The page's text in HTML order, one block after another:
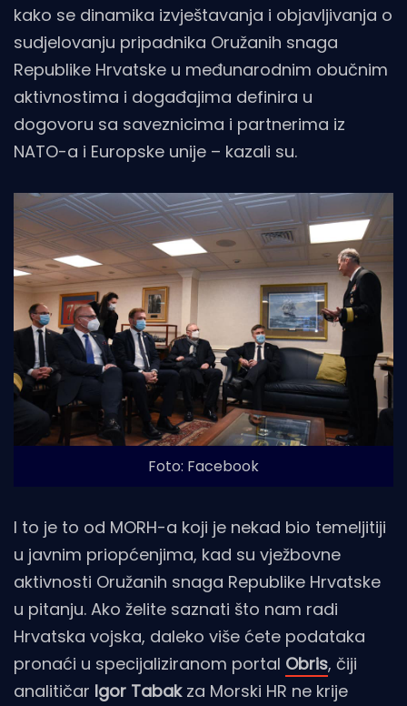
kako se dinamika izvještavanja i objavljivanja o
sudjelovanju pripadnika Oružanih snaga
Republike Hrvatske u međunarodnim obučnim
aktivnostima i događajima definira u
dogovoru sa saveznicima i partnerima iz
NATO-a i Europske unije – kazali su.
Foto: Facebook
I to je to od MORH-a koji je nekad bio temeljitiji
u javnim priopćenjima, kad su vježbovne
aktivnosti Oružanih snaga Republike Hrvatske
u pitanju. Ako želite saznati što nam radi
Hrvatska vojska, daleko više ćete podataka
pronaći u specijaliziranom portal Obris, čiji
analitičar Igor Tabakza Morski HR ne krije